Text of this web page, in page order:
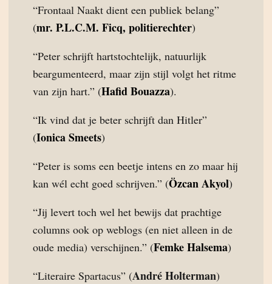
“Frontaal Naakt dient een publiek belang”
(mr. P.L.C.M. Ficq, politierechter)
“Peter schrijft hartstochtelijk, natuurlijk
beargumenteerd, maar zijn stijl volgt het ritme
van zijn hart.” (Hafid Bouazza).
“Ik vind dat je beter schrijft dan Hitler”
(Ionica Smeets)
“Peter is soms een beetje intens en zo maar hij
kan wél echt goed schrijven.” (Özcan Akyol)
“Jij levert toch wel het bewijs dat prachtige
columns ook op weblogs (en niet alleen in de
oude media) verschijnen.” (Femke Halsema)
“Literaire Spartacus” (André Holterman)